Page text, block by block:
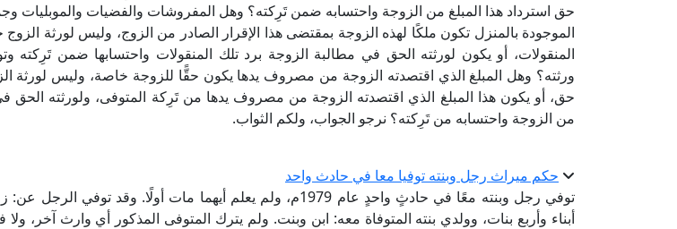
حق استرداد هذا المبلغ من الزوجة واحتسابه ضمن تَرِكته؟ وهل المفروشات والفضيات والموبليات
الموجودة بالمنزل تكون ملكًا لهذه الزوجة بمقتضى هذا الإقرار الصادر من الزوج، وليس لورثة
المنقولات، أو يكون لورثته الحق في مطالبة الزوجة برد تلك المنقولات واحتسابها ضمن تَرِكته
ورثته؟ وهل المبلغ الذي اقتصدته الزوجة من مصروف يدها يكون حقًّا للزوجة خاصة، وليس لورثة
حق، أو يكون هذا المبلغ الذي اقتصدته الزوجة من مصروف يدها من تَرِكة المتوفى، ولورثته الحق
من الزوجة واحتسابه من تَرِكته؟ نرجو الجواب، ولكم الثواب.
حكم ميراث رجل وبنته توفيا معا في حادث واحد
توفي رجل وبنته معًا في حادثٍ واحدٍ عام 1979م، ولم يعلم أيهما مات أولًا. وقد توفي
أبناء وأربع بنات، وولدي بنته المتوفاة معه: ابن وبنت. ولم يترك المتوفى المذكور أي وارث آخر،